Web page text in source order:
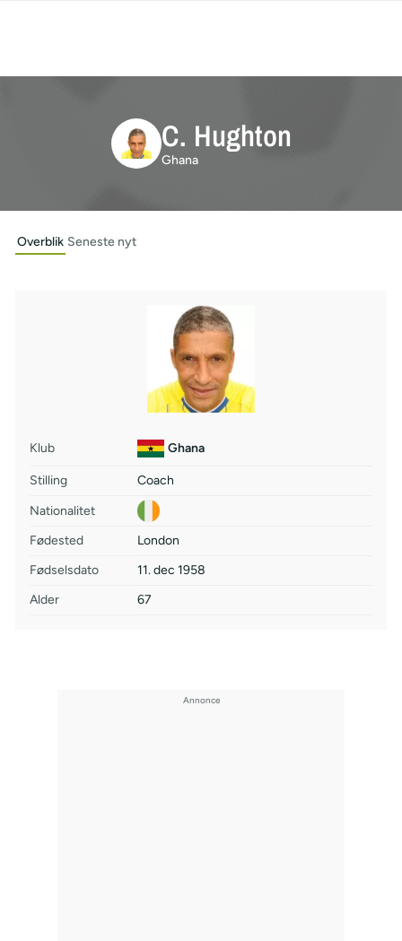
C. Hughton
Ghana
Overblik Seneste nyt
Klub Ghana
Stilling
Coach
Nationalitet
Fødested
London
Fødselsdato
11. dec 1958
Alder
67